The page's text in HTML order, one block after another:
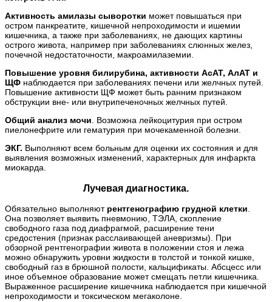
Активность амилазы сыворотки может повышаться при
остром панкреатите, кишечной непроходимости и ишемии
кишечника, а также при заболеваниях, не дающих картины
острого живота, например при заболеваниях слюнных желез,
почечной недостаточности, макроамилаземии.
Повышение уровня билирубина, активности АсАТ, АлАТ и
ЩФ наблюдается при заболеваниях печени или желчных путей.
Повышение активности ЩФ может быть ранним признаком
обструкции вне- или внутрипеченочных желчных путей.
Общий анализ мочи. Возможна лейкоцитурия при остром
пиелонефрите или гематурия при мочекаменной болезни.
ЭКГ. Выполняют всем больным для оценки их состояния и для
выявления возможных изменений, характерных для инфаркта
миокарда.
Лучевая диагностика.
Обязательно выполняют рентгенографию грудной клетки
Она позволяет выявить пневмонию, ТЭЛА, скопление
свободного газа под диафрагмой, расширение тени
средостения (признак расслаивающей аневризмы). При
обзорной рентгенографии живота в положении стоя и лежа
можно обнаружить уровни жидкости в толстой и тонкой кишке,
свободный газ в брюшной полости, кальцификаты. Абсцесс или
иное объемное образование может смещать петли кишечника.
Выраженное расширение кишечника наблюдается при кишечной
непроходимости и токсическом мегаколоне.